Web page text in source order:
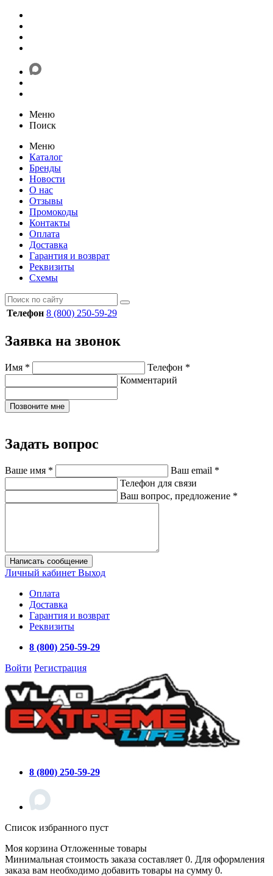
Меню
Поиск
Меню
Каталог
Бренды
Новости
О нас
Отзывы
Промокоды
Контакты
Оплата
Доставка
Гарантия и возврат
Реквизиты
Схемы
Телефон 8 (800) 250-59-29
Заявка на звонок
Имя * Телефон *
Комментарий
Позвоните мне
Задать вопрос
Ваше имя * Ваш email *
Телефон для связи
Ваш вопрос, предложение *
Написать сообщение
Личный кабинет Выход
Оплата
Доставка
Гарантия и возврат
Реквизиты
8 (800) 250-59-29
Войти Регистрация
8 (800) 250-59-29
Список избранного пуст
Моя корзина Отложенные товары
Минимальная стоимость заказа составляет 0. Для оформления
заказа вам необходимо добавить товары на сумму 0.